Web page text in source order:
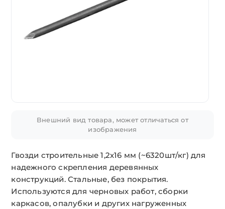
Внешний вид товара, может отличаться от
изображения
Гвозди строительные 1,2х16 мм (~6320шт/кг) для
надежного скрепления деревянных
конструкций. Стальные, без покрытия.
Используются для черновых работ, сборки
каркасов, опалубки и других нагруженных